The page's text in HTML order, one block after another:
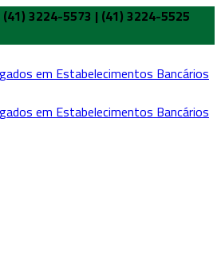
(41) 3224-5573 | (41) 3224-5525